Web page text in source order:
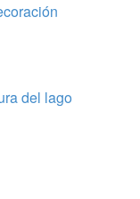
del lago